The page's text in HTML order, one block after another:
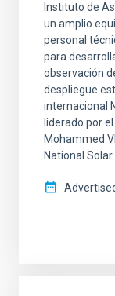
Instituto de
un amplio
personal
para
observación
despliegue
internacional
liderado por
Mohammed
National